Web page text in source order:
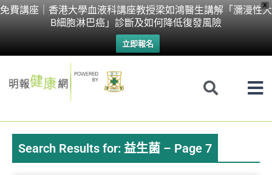
X
免費講座｜香港大學血液科講座教授梁如鴻醫生講解「瀰漫性大
B細胞淋巴癌」診斷及如何降低復發風險
立即報名
Skip
Search Results for: 益生菌 – Page 7